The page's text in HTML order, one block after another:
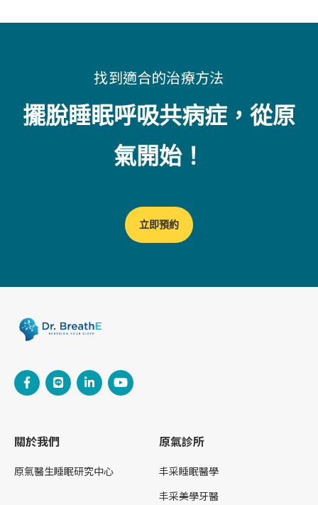
找到適合的治療方法
擺脫睡眠呼吸共病症，從原
氣開始！
立即預約
關於我們
原氣醫生睡眠研究中心
原氣診所
丰采睡眠醫學
丰采美學牙醫